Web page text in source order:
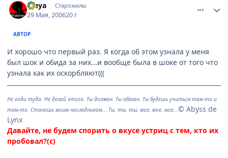
Freya Старожилы
29 Мая, 200620 г
АВТОР
И хорошо что первый раз. Я когда об этом узнала у меня
был шок и обида за них...и вообще была в шоке от того что
узнала как их оскорбляют(((
Не ходи туда. Не делай этого. Ты должен. Ты обязан. Ты будешь учиться там-то и
там-то. Станешь моим наследником... Ты, ты, ты, мое, мое, мое... © Abyss de
Lynx
Давайте, не будем спорить о вкусе устриц с тем, кто их
пробовал?(с)